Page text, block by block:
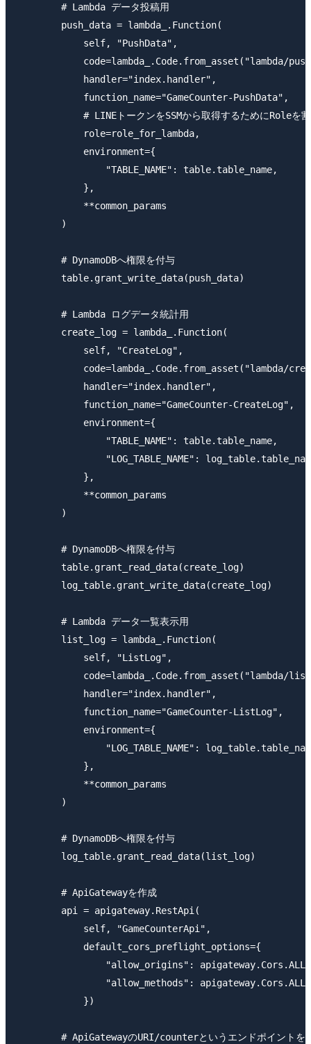
        # Lambda データ投稿用
        push_data = lambda_.Function(
            self, "PushData",
code=lambda_.Code.from_asset("lambda/
            handler="index.handler",
            function_name="GameCounter-PushData",
            environment={
                "TABLE_NAME": table.table_name,
            },
            **common_params
        )
        # DynamoDBへ権限を付与
        table.grant_write_data(push_data)
        # Lambda ログデータ統計用
        create_log = lambda_.Function(
            self, "CreateLog",
code=lambda_.Code.from_asset("lambda/
            handler="index.handler",
            function_name="GameCounter-CreateLog",
            environment={
                "TABLE_NAME": table.table_name,
"LOG_TABLE_NAME":
            },
            **common_params
        )
        # DynamoDBへ権限を付与
        table.grant_read_data(create_log)
        log_table.grant_write_data(create_log)
        # Lambda データ一覧表示用
        list_log = lambda_.Function(
            self, "ListLog",
code=lambda_.Code.from_asset("lambda/
            handler="index.handler",
            function_name="GameCounter-ListLog",
            environment={
"LOG_TABLE_NAME":
            },
            **common_params
        )
        # DynamoDBへ権限を付与
        log_table.grant_read_data(list_log)
        # ApiGatewayを作成
        api = apigateway.RestApi(
            self, "GameCounterApi",
            default_cors_preflight_options={
"allow_origins":
"allow_methods":
            })
# ApiGatewayのURI/counterというエンドポイントを